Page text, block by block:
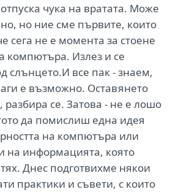
чука на вратата. Може
но ние сме първите, които
сега не е момента за стоене
компютъра. Излез и се
слънцето.И все пак - знаем,
е възможно. Оставянето
се. Затова - не е лошо
да помислиш една идея
на компютъра или
на информацията, която
Днес подготвихме някои
практики и съвети, с които